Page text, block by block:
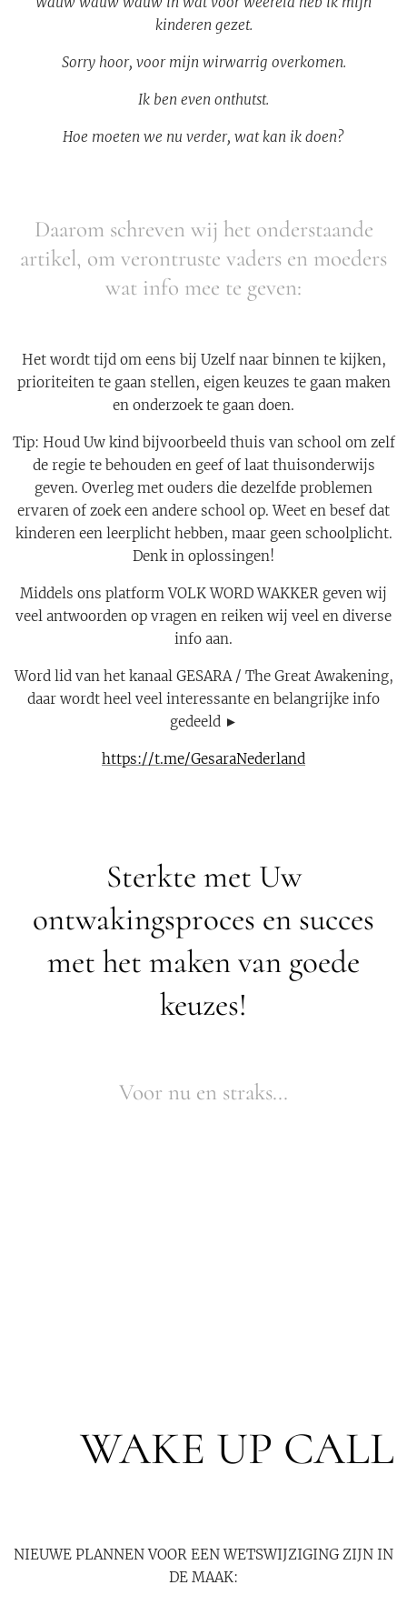
kinderen gezet.
Sorry hoor, voor mijn wirwarrig overkomen.
Ik ben even onthutst.
Hoe moeten we nu verder, wat kan ik doen?
Daarom schreven wij het onderstaande
artikel, om verontruste vaders en moeders
wat info mee te geven:
Het wordt tijd om eens bij Uzelf naar binnen te kijken,
prioriteiten te gaan stellen, eigen keuzes te gaan maken
en onderzoek te gaan doen.
Tip: Houd Uw kind bijvoorbeeld thuis van school om zelf
de regie te behouden en geef of laat thuisonderwijs
geven. Overleg met ouders die dezelfde problemen
ervaren of zoek een andere school op. Weet en besef dat
kinderen een leerplicht hebben, maar geen schoolplicht.
Denk in oplossingen!
Middels ons platform VOLK WORD WAKKER geven wij
veel antwoorden op vragen en reiken wij veel en diverse
info aan.
Word lid van het kanaal GESARA / The Great Awakening,
daar wordt heel veel interessante en belangrijke info
gedeeld ►
https://t.me/GesaraNederland
Sterkte met Uw
ontwakingsproces en succes
met het maken van goede
keuzes!
Voor nu en straks...
🆘 WAKE UP CALL
NIEUWE PLANNEN VOOR EEN WETSWIJZIGING ZIJN IN
DE MAAK: